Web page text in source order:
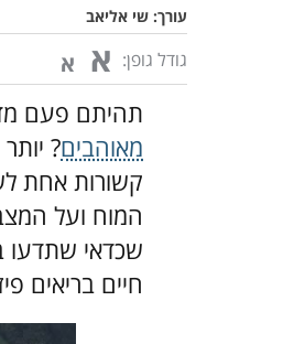
עורך: שי אליאב
גודל גופן: א א
תהיתם פעם
מאוהבים?
קשורות אחת
המוח ועל
שכדאי שתדעו
חיים בריאים